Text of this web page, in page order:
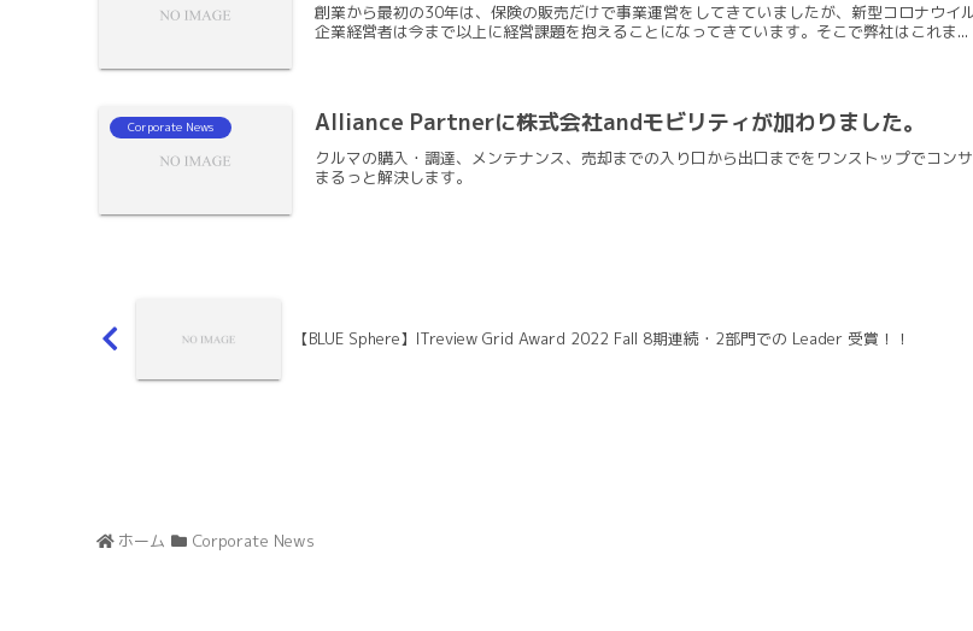
創業から最初の30年は、保険の販売だけで事業運営をしてきていましたが、新型コロナウ
企業経営者は今まで以上に経営課題を抱えることになってきています。そこで弊社はこれま...
Corporate News Alliance Partnerに株式会社andモビリティが加わりました。
クルマの購入・調達、メンテナンス、売却までの入り口から出口までをワンストップでコ
まるっと解決します。
【BLUE Sphere】ITreview Grid Award 2022 Fall 8期連続・2部門での Leader 受賞！！
ホーム Corporate News